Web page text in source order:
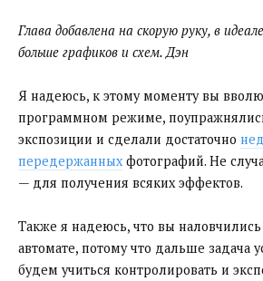
Глава добавлена на скорую руку, в
больше графиков и схем. Дэн
Я надеюсь, к этому моменту вы
программном режиме,
экспозиции и сделали достаточно
передержанныхфотографий. Не
— для получения всяких эффектов.
Также я надеюсь, что вы наловчились
автомате, потому что дальше задача
будем учиться контролировать и